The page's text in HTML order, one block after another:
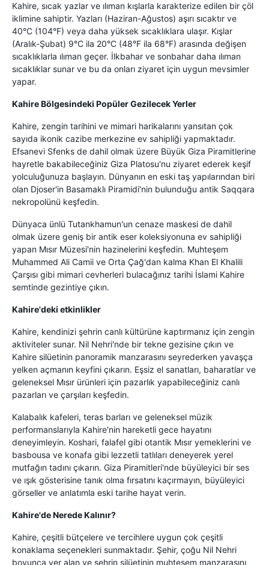
Kahire, sıcak yazlar ve ılıman kışlarla karakterize edilen bir çöl
iklimine sahiptir. Yazları (Haziran-Ağustos) aşırı sıcaktır ve
40°C (104°F) veya daha yüksek sıcaklıklara ulaşır. Kışlar
(Aralık-Şubat) 9°C ila 20°C (48°F ila 68°F) arasında değişen
sıcaklıklarla ılıman geçer. İlkbahar ve sonbahar daha ılıman
sıcaklıklar sunar ve bu da onları ziyaret için uygun mevsimler
yapar.
Kahire Bölgesindeki Popüler Gezilecek Yerler
Kahire, zengin tarihini ve mimari harikalarını yansıtan çok
sayıda ikonik cazibe merkezine ev sahipliği yapmaktadır.
Efsanevi Sfenks de dahil olmak üzere Büyük Giza Piramitlerine
hayretle bakabileceğiniz Giza Platosu'nu ziyaret ederek keşif
yolculuğunuza başlayın. Dünyanın en eski taş yapılarından biri
olan Djoser'in Basamaklı Piramidi'nin bulunduğu antik Saqqara
nekropolünü keşfedin.
Dünyaca ünlü Tutankhamun'un cenaze maskesi de dahil
olmak üzere geniş bir antik eser koleksiyonuna ev sahipliği
yapan Mısır Müzesi'nin hazinelerini keşfedin. Muhteşem
Muhammed Ali Camii ve Orta Çağ'dan kalma Khan El Khalili
Çarşısı gibi mimari cevherleri bulacağınız tarihi İslami Kahire
semtinde gezintiye çıkın.
Kahire'deki etkinlikler
Kahire, kendinizi şehrin canlı kültürüne kaptırmanız için zengin
aktiviteler sunar. Nil Nehri'nde bir tekne gezisine çıkın ve
Kahire silüetinin panoramik manzarasını seyrederken yavaşça
yelken açmanın keyfini çıkarın. Eşsiz el sanatları, baharatlar ve
geleneksel Mısır ürünleri için pazarlık yapabileceğiniz canlı
pazarları ve çarşıları keşfedin.
Kalabalık kafeleri, teras barları ve geleneksel müzik
performanslarıyla Kahire'nin hareketli gece hayatını
deneyimleyin. Koshari, falafel gibi otantik Mısır yemeklerini ve
basbousa ve konafa gibi lezzetli tatlıları deneyerek yerel
mutfağın tadını çıkarın. Giza Piramitleri'nde büyüleyici bir ses
ve ışık gösterisine tanık olma fırsatını kaçırmayın, büyüleyici
görseller ve anlatımla eski tarihe hayat verin.
Kahire'de Nerede Kalınır?
Kahire, çeşitli bütçelere ve tercihlere uygun çok çeşitli
konaklama seçenekleri sunmaktadır. Şehir, çoğu Nil Nehri
boyunca yer alan ve şehrin silüetinin muhteşem manzarasını